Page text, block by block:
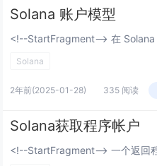
Solana 账户模型
Solana
2年前(2025-01-28) 335 阅读
Solana获取程序帐户